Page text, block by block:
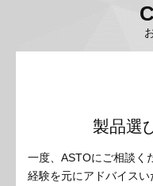
製品選
一度、ASTOにご相談く
経験を元にアドバイスい